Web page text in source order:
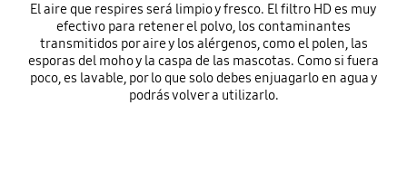
El aire que respires será limpio y fresco. El filtro HD es muy
efectivo para retener el polvo, los contaminantes
transmitidos por aire y los alérgenos, como el polen, las
esporas del moho y la caspa de las mascotas. Como si fuera
poco, es lavable, por lo que solo debes enjuagarlo en agua y
podrás volver a utilizarlo.